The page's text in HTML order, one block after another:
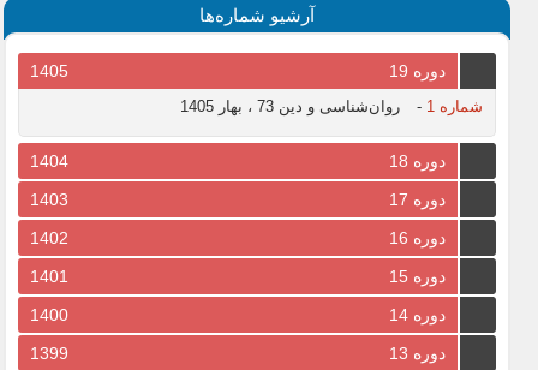
آرشیو شماره‌ها
دوره 19 1405
شماره 1 - روان‌شناسی و دین 73 ، بهار 1405
دوره 18
1404
دوره 17
1403
دوره 16
1402
دوره 15
1401
دوره 14
1400
دوره 13
1399